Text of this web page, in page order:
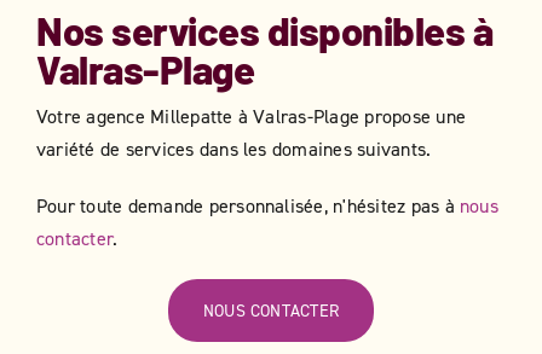
Nos services disponibles à
Valras-Plage
Votre agence Millepatte àValras-Plage ​​ propose une
variété de services dans les domaines suivants.
Pour toute demande personnalisée, n'hésitez pas à nous
contacter.
NOUS CONTACTER